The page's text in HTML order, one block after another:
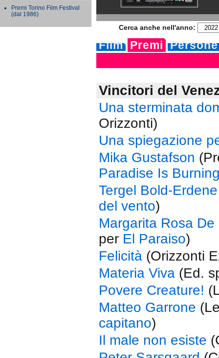
Premi Torino Film Festival
(dal 1986)
Cerca anche nell'anno:
Film Premi Persone
Vincitori del
Una sterminata
Orizzonti)
Una spiegazione
Mika Gustafson
Paradise Is
Tergel Bold-Erdene
del vento)
Margarita Rosa De
per El Paraiso)
Felicità (Orizzonti
Materia Viva (Ed.
Povere Creature!
Matteo Garrone
capitano)
Il male non esiste